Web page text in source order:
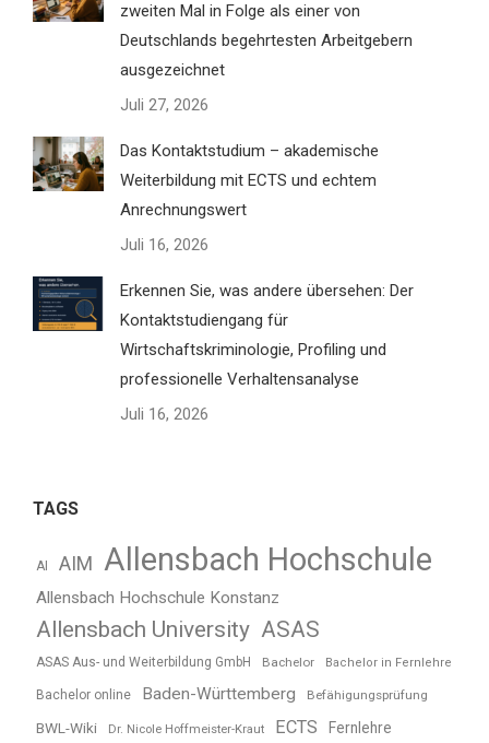
zweiten Mal in Folge als einer von
Deutschlands begehrtesten Arbeitgebern
ausgezeichnet
Juli 27, 2026
Das Kontaktstudium – akademische
Weiterbildung mit ECTS und echtem
Anrechnungswert
Juli 16, 2026
Erkennen Sie, was andere übersehen: Der
Kontaktstudiengang für
Wirtschaftskriminologie, Profiling und
professionelle Verhaltensanalyse
Juli 16, 2026
TAGS
AI AIM Allensbach Hochschule
Allensbach Hochschule Konstanz
Allensbach University ASAS
ASAS Aus- und Weiterbildung GmbH Bachelor Bachelor in Fernlehre
Bachelor online Baden-Württemberg Befähigungsprüfung
BWL-Wiki Dr. Nicole Hoffmeister-Kraut ECTS Fernlehre